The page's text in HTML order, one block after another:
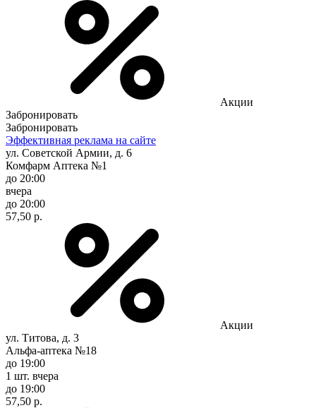
Акции
Забронировать
Забронировать
Эффективная реклама на сайте
ул. Советской Армии, д. 6
Комфарм Аптека №1
до 20:00
вчера
до 20:00
57,50 р.
Акции
ул. Титова, д. 3
Альфа-аптека №18
до 19:00
1 шт. вчера
до 19:00
57,50 р.